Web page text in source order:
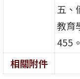
五、
教育
455。
相關附件